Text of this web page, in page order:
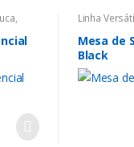
, Linha
Mesa de
Black